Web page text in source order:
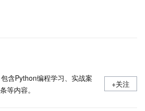
含Python编程学习、实战案
等内容。
+关注